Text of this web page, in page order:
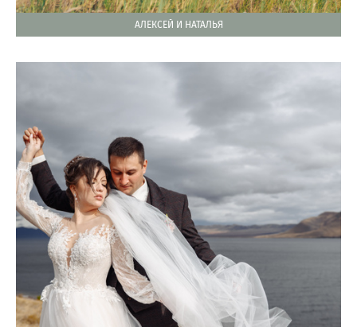
АЛЕКСЕЙ И НАТАЛЬЯ